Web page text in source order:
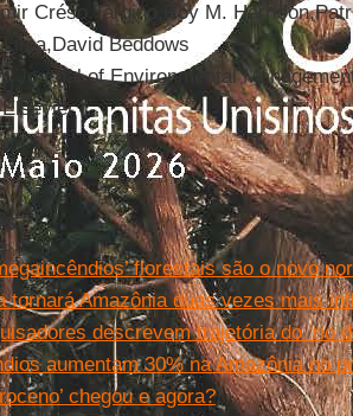
Créso Targino,Roy M.
Beddows
Journal of Environmental
florestais são o novo
tornará Amazônia duas vezes mais
descrevem trajetória do ‘rio
aumentam 30% na Amazônia no
chegou e agora?